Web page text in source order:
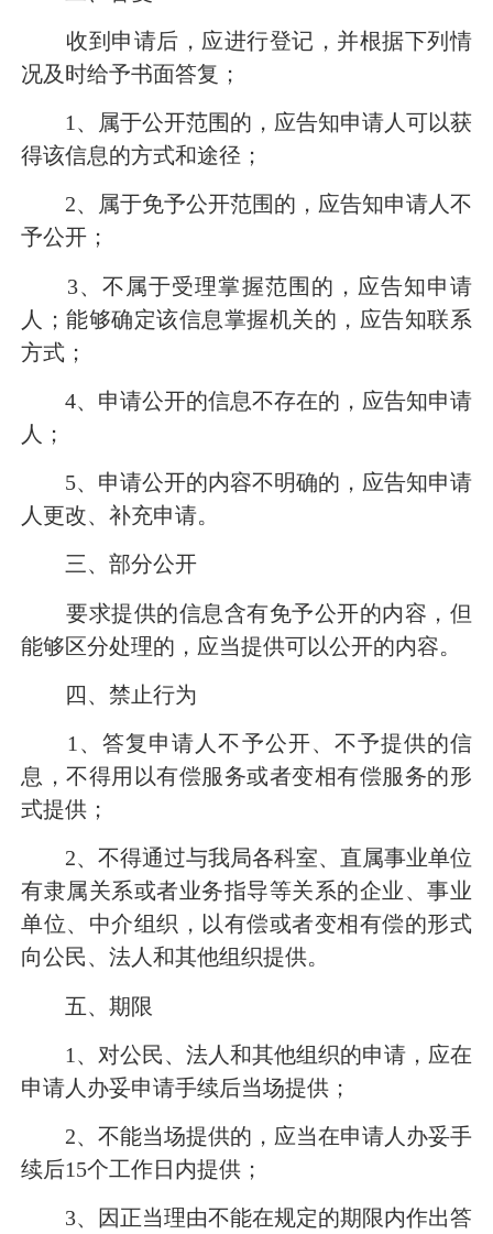
收到申请后，应进行登记，并根据下列情
况及时给予书面答复；
1 、属于公开范围的，应告知申请人可以获
得该信息的方式和途径；
2、属于免予公开范围的，应告知申请人不
予公开；
3、不属于受理掌握范围的，应告知申请
人；能够确定该信息掌握机关的，应告知联系
方式；
4、申请公开的信息不存在的，应告知申请
人；
5、申请公开的内容不明确的，应告知申请
人更改、补充申请。
三、部分公开
要求提供的信息含有免予公开的内容，但
能够区分处理的，应当提供可以公开的内容。
四、禁止行为
1 、答复申请人不予公开、不予提供的信
息，不得用以有偿服务或者变相有偿服务的形
式提供；
2、不得通过与我局各科室、直属事业单位
有隶属关系或者业务指导等关系的企业、事业
单位、中介组织，以有偿或者变相有偿的形式
向公民、法人和其他组织提供。
五、期限
1 、对公民、法人和其他组织的申请，应在
申请人办妥申请手续后当场提供；
2、不能当场提供的，应当在申请人办妥手
续后15个工作日内提供；
3、因正当理由不能在规定的期限内作出答